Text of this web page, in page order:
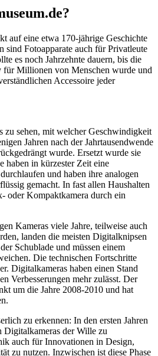
auf eine etwa 170-jährige Geschichte
sind Fotoapparate auch für Privatleute
es noch Jahrzehnte dauern, bis die
für Millionen von Menschen wurde und
Accessoire jeder
zu sehen, mit welcher Geschwindigkeit
Jahren nach der Jahrtausendwende
wurde. Ersetzt wurde sie
haben in kürzester Zeit eine
und haben ihre analogen
gemacht. In fast allen Haushalten
oder Kompaktkamera durch ein
Kameras viele Jahre, teilweise auch
landen die meisten Digitalknipsen
Schublade und müssen einem
Die technischen Fortschritte
Digitalkameras haben einen Stand
Verbesserungen mehr zulässt. Der
um die Jahre 2008-2010 und hat
zu erkennen: In den ersten Jahren
Digitalkameras der Wille zu
auch für Innovationen in Design,
zu nutzen. Inzwischen ist diese Phase